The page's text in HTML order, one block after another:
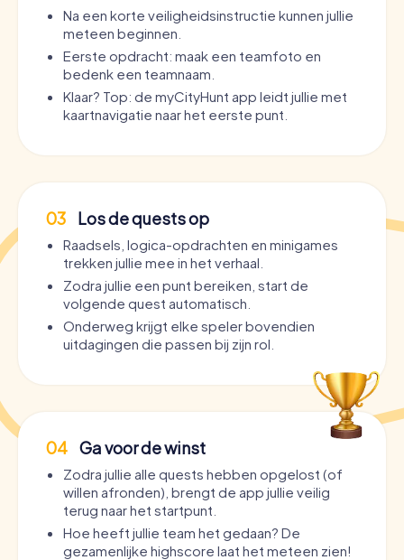
Na een korte veiligheidsinstructie kunnen jullie
meteen beginnen.
Eerste opdracht: maak een teamfoto en
bedenk een teamnaam.
Klaar? Top: de myCityHunt app leidt jullie met
kaartnavigatie naar het eerste punt.
03 Los de quests op
Raadsels, logica-opdrachten en minigames
trekken jullie mee in het verhaal.
Zodra jullie een punt bereiken, start de
volgende quest automatisch.
Onderweg krijgt elke speler bovendien
uitdagingen die passen bij zijn rol.
04 Ga voor de winst
Zodra jullie alle quests hebben opgelost (of
willen afronden), brengt de app jullie veilig
terug naar het startpunt.
Hoe heeft jullie team het gedaan? De
gezamenlijke highscore laat het meteen zien!